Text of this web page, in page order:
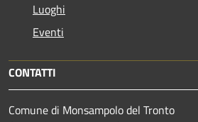
Luoghi
Eventi
CONTATTI
Comune di Monsampolo del Tronto